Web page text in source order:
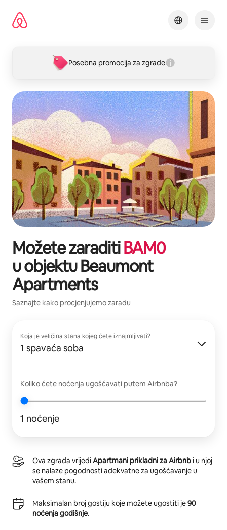
sadržaj
Posebna promocija za zgrade
Možete zaraditiBAM0
u objektuBeaumont
Apartments
Saznajte kako procjenjujemo zaradu
Koja je veličina stana kojeg ćete iznajmljivati?
1 spavaća soba
Koliko ćete noćenja ugošćavati putem Airbnba?
1 noćenje
Ova zgrada vrijediApartmani prikladni za Airbnb i u njoj
se nalaze pogodnosti adekvatne za ugošćavanje u
vašem stanu.
Maksimalan broj gostiju koje možete ugostiti je90
noćenja godišnje.